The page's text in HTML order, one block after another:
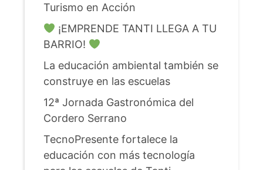
Turismo en Acción
¡EMPRENDE TANTI LLEGA A TU
BARRIO!
La educación ambiental también se
construye en las escuelas
12ª Jornada Gastronómica del
Cordero Serrano
TecnoPresente fortalece la
educación con más tecnología